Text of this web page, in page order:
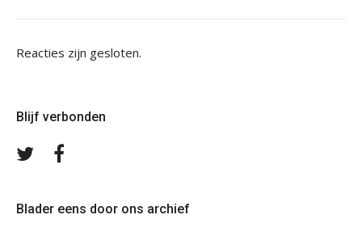
Reacties zijn gesloten.
Blijf verbonden
Volg
Blader eens door ons archief